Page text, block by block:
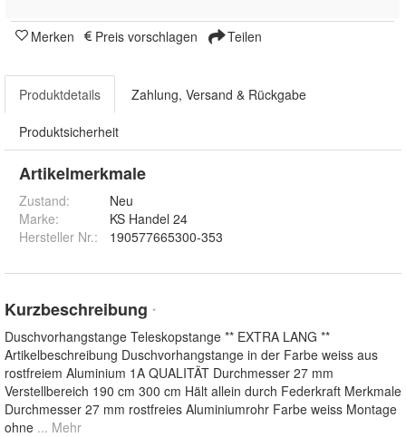
Merken Preis vorschlagen Teilen
Produktdetails Zahlung, Versand & Rückgabe
Produktsicherheit
Artikelmerkmale
Zustand:
Neu
Marke:
KS Handel 24
Hersteller Nr.:
190577665300-353
Kurzbeschreibung *
Duschvorhangstange Teleskopstange ** EXTRA LANG **
Artikelbeschreibung Duschvorhangstange in der Farbe weiss aus
rostfreiem Aluminium 1A QUALITÄT Durchmesser 27 mm
Verstellbereich 190 cm 300 cm Hält allein durch Federkraft Merkmale
Durchmesser 27 mm rostfreies Aluminiumrohr Farbe weiss Montage
ohne ... Mehr